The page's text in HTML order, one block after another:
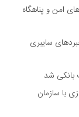
امن و پناهگاه
سایبری
بانکی شد
با سازمان